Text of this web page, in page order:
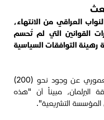
العراقي من الانتهاء،
القوانين التي لم تُحسم
رهينة التوافقات السياسية
بهذا الصدد كشف النائب أمير المعموري عن وجود نحو (200)
البرلمان، مبيناً أن "هذه
المؤسسة التشريعية".